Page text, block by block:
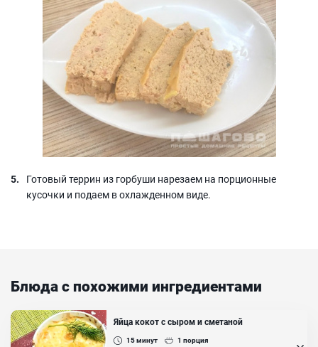
Готовый террин из горбуши нарезаем на порционные
кусочки и подаем в охлажденном виде.
Блюда с похожими ингредиентами
Яйца кокот с сыром и сметаной
15минут 1 порция